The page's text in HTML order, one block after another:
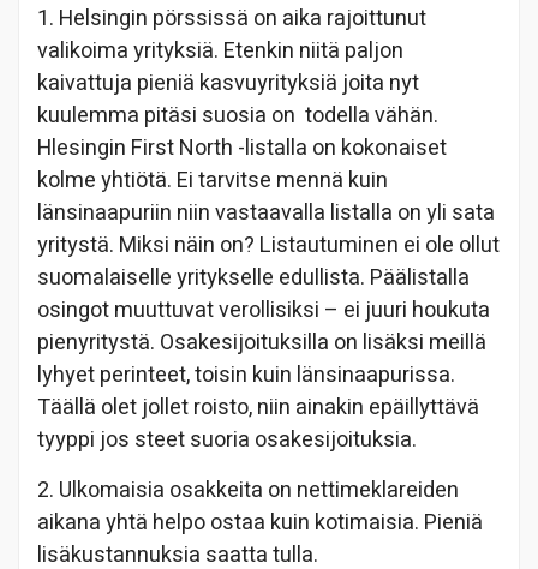
1. Helsingin pörssissä on aika rajoittunut
valikoima yrityksiä. Etenkin niitä paljon
kaivattuja pieniä kasvuyrityksiä joita nyt
kuulemma pitäsi suosia on todella vähän.
Hlesingin First North -listalla on kokonaiset
kolme yhtiötä. Ei tarvitse mennä kuin
länsinaapuriin niin vastaavalla listalla on yli sata
yritystä. Miksi näin on? Listautuminen ei ole ollut
suomalaiselle yritykselle edullista. Päälistalla
osingot muuttuvat verollisiksi – ei juuri houkuta
pienyritystä. Osakesijoituksilla on lisäksi meillä
lyhyet perinteet, toisin kuin länsinaapurissa.
Täällä olet jollet roisto, niin ainakin epäillyttävä
tyyppi jos steet suoria osakesijoituksia.
2. Ulkomaisia osakkeita on nettimeklareiden
aikana yhtä helpo ostaa kuin kotimaisia. Pieniä
lisäkustannuksia saatta tulla.